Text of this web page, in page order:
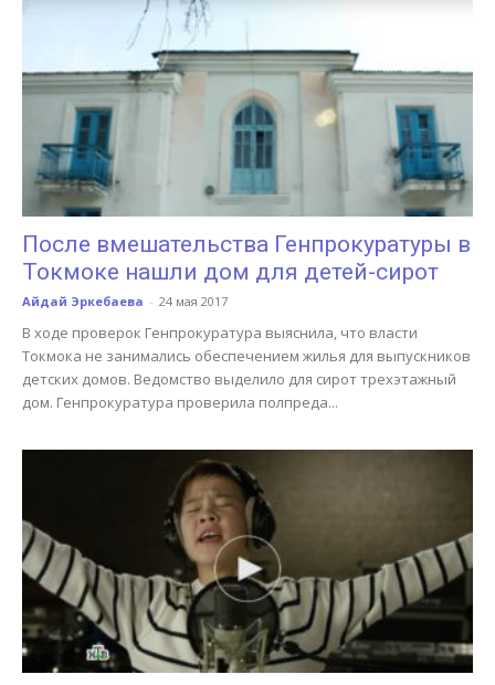
После вмешательства Генпрокуратуры в
Токмоке нашли дом для детей-сирот
Айдай Эркебаева - 24 мая 2017
В ходе проверок Генпрокуратура выяснила, что власти
Токмока не занимались обеспечением жилья для выпускников
детских домов. Ведомство выделило для сирот трехэтажный
дом. Генпрокуратура проверила полпреда...